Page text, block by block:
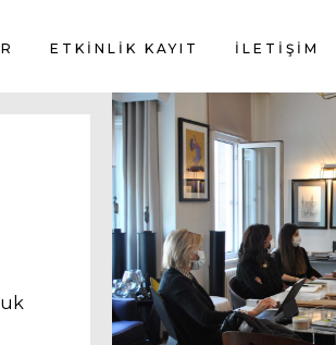
ETKİNLİK KAYIT İLETIŞIM